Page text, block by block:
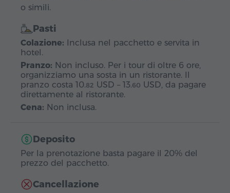
o simili.
Pasti
Colazione: Inclusa nel pacchetto e servita in
hotel.
Pranzo: Non incluso. Per i tour di oltre 6 ore,
organizziamo una sosta in un ristorante. Il
pranzo costa 10.82 USD – 13.60 USD, da pagare
direttamente al ristorante.
Cena: Non inclusa.
Deposito
Per la prenotazione basta pagare il 20% del
prezzo del pacchetto.
Cancellazione